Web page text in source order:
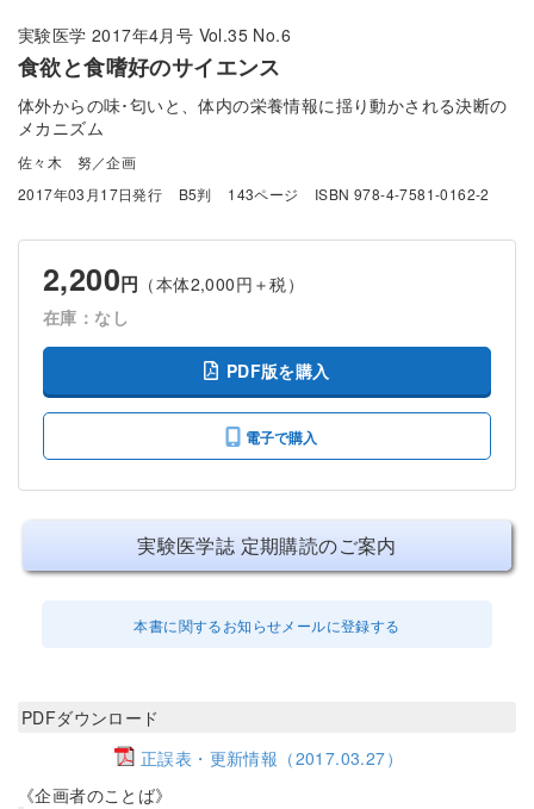
実験医学 2017年4月号 Vol.35 No.6
食欲と食嗜好のサイエンス
体外からの味･匂いと、体内の栄養情報に揺り動かされる決断の
メカニズム
佐々木 努／企画
2017年03月17日発行
B5判 143ページ ISBN 978-4-7581-0162-2
2,200円 （本体2,000円＋税）
在庫：なし
PDF版を購入
電子で購入
実験医学誌 定期購読のご案内
本書に関するお知らせメールに登録する
PDFダウンロード
正誤表・更新情報（2017.03.27）
《企画者のことば》